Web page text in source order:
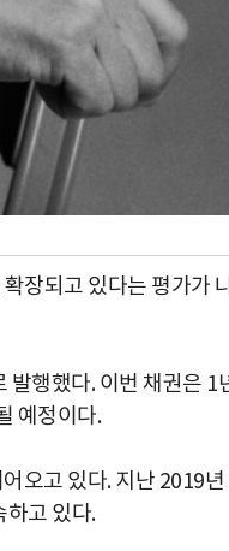
장되고 있다는 평가가
발행했다. 이번 채권은 1
예정이다.
오고 있다. 지난 2019년
하고 있다.